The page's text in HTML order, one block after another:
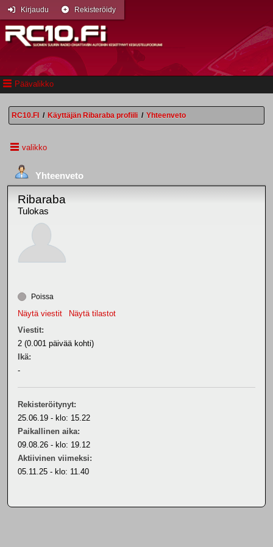
Päävalikko
Kirjaudu Rekisteröidy
RC10.FI / Käyttäjän Ribaraba profiili / Yhteenveto
valikko
Yhteenveto
Ribaraba
Tulokas
Poissa
Näytä viestit
Näytä tilastot
Viestit:
2 (0.001 päivää kohti)
Ikä:
-
Rekisteröitynyt:
25.06.19 - klo: 15.22
Paikallinen aika:
09.08.26 - klo: 19.12
Aktiivinen viimeksi:
05.11.25 - klo: 11.40